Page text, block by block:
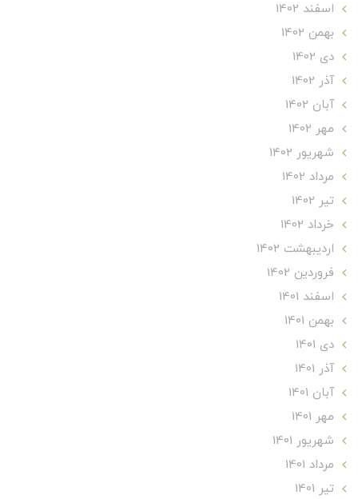
اسفند 1402
بهمن 1402
دی 1402
آذر 1402
آبان 1402
مهر 1402
شهریور 1402
مرداد 1402
تير 1402
خرداد 1402
ارديبهشت 1402
فروردین 1402
اسفند 1401
بهمن 1401
دی 1401
آذر 1401
آبان 1401
مهر 1401
شهریور 1401
مرداد 1401
تير 1401